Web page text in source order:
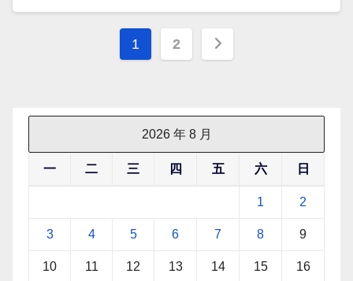
文
1 2
2026 年 8 月
一 二 三 四 五 六 日
1 2
3 4 5 6 7 8 9
10 11 12 13 14 15 16